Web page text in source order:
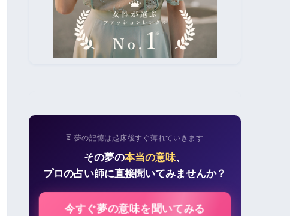
⏳ 夢の記憶は起床後すぐ薄れていきます
その夢の本当の意味、
プロの占い師に直接聞いてみませんか？
今すぐ夢の意味を聞いてみる